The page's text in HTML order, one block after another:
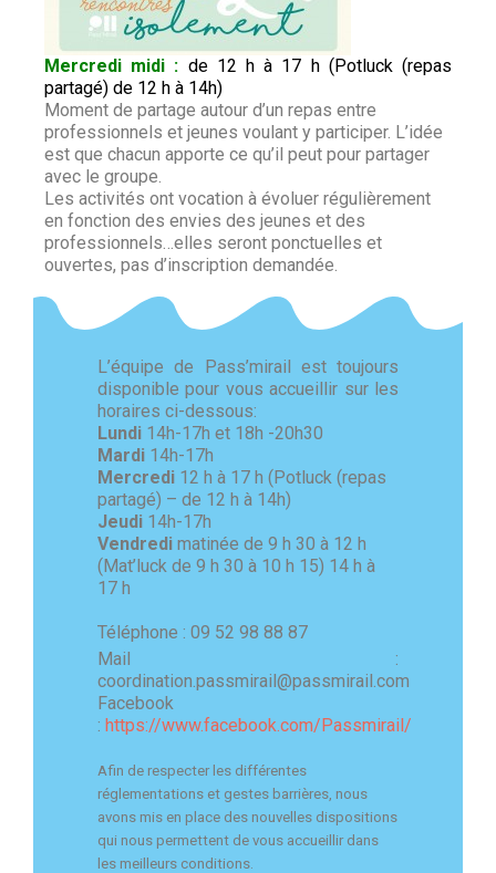
Mercredi midi : de 12 h à 17 h (Potluck (repas
partagé) de 12 h à 14h)
Moment de partage autour d’un repas entre
professionnels et jeunes voulant y participer. L’idée
est que chacun apporte ce qu’il peut pour partager
avec le groupe.
Les activités ont vocation à évoluer régulièrement
en fonction des envies des jeunes et des
professionnels…elles seront ponctuelles et
ouvertes, pas d’inscription demandée.
L’équipe de Pass’mirail est toujours
disponible pour vous accueillir sur les
horaires ci-dessous:
Lundi 14h-17h et 18h -20h30
Mardi 14h-17h
Mercredi 12 h à 17 h (Potluck (repas
partagé) – de 12 h à 14h)
Jeudi 14h-17h
Vendredi matinée de 9 h 30 à 12 h
(Mat’luck de 9 h 30 à 10 h 15) 14 h à
17 h
Téléphone : 09 52 98 88 87
Mail :
coordination.passmirail@passmirail.com
Facebook
: https://www.facebook.com/Passmirail/
Afin de respecter les différentes
réglementations et gestes barrières, nous
avons mis en place des nouvelles dispositions
qui nous permettent de vous accueillir dans
les meilleurs conditions.